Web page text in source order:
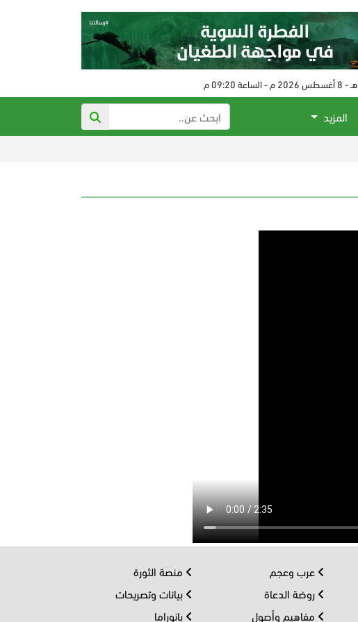
المزيد
عرب وعجم
روضة الدعاة
مفاهيم وأصول
منصة الثورة
بيانات وتصريحات
بانوراما